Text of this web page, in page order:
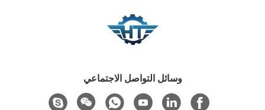
وسائل التواصل الاجتماعي